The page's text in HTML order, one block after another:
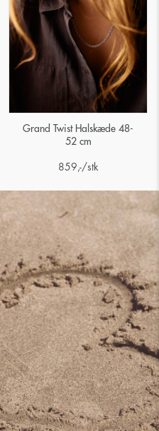
Grand Twist Halskæde 48-
52 cm
859 ,-/stk